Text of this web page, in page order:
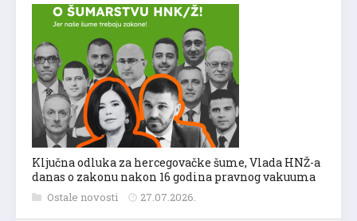
Ključna odluka za hercegovačke šume, Vlada HNŽ-a
danas o zakonu nakon 16 godina pravnog vakuuma
Ostale novosti 27.07.2026.